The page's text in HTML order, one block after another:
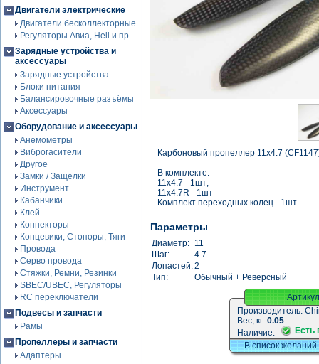
Двигатели электрические
Двигатели бесколлекторные
Регуляторы Авиа, Heli и пр.
Зарядные устройства и
аксессуары
Зарядные устройства
Блоки питания
Балансировочные разъёмы
Аксессуары
Оборудование и аксессуары
Анемометры
Виброгасители
Другое
Замки / Защелки
Инструмент
Кабанчики
Клей
Коннекторы
Концевики, Стопоры, Тяги
Провода
Серво провода
Стяжки, Ремни, Резинки
SBEC/UBEC, Регуляторы
RC переключатели
Подвесы и запчасти
Рамы
Пропеллеры и запчасти
Адаптеры
Карбоновый пропеллер 11x4.7
В комплекте:
11x4.7 - 1шт;
11x4.7R - 1шт
Комплект переходных колец - 1шт.
Параметры
Диаметр: 11
Шаг:
4.7
Лопастей:2
Тип:
Обычный + Реверсный
Производитель:
Вес, кг: 0.05
Наличие:
Есть
В список желаний